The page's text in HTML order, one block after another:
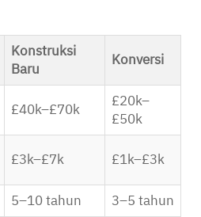
Konstruksi
Baru
Konversi
£40k–£70k
£20k–
£50k
£3k–£7k £1k–£3k
5–10 tahun 3–5 tahun